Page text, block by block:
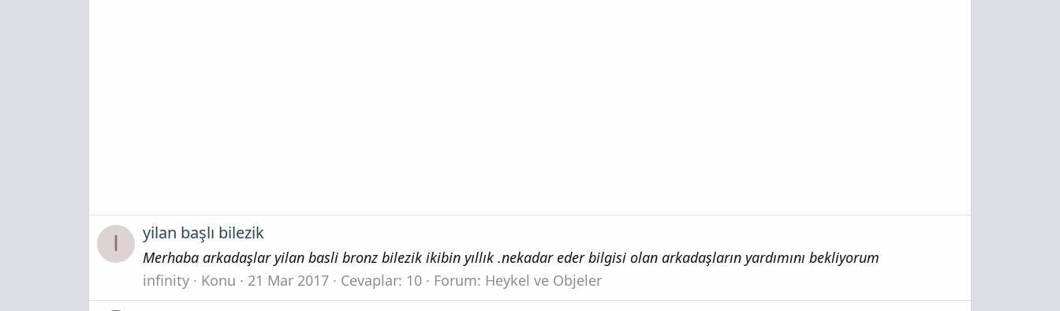
I yilan başlı bilezik
Merhaba arkadaşlar yilan basli bronz bilezik ikibin yıllık .nekadar eder bilgisi olan arkadaşların yardımını bekliyorum
infinity
Konu 21 Mar 2017 Cevaplar: 10 Forum: Heykel ve Objeler